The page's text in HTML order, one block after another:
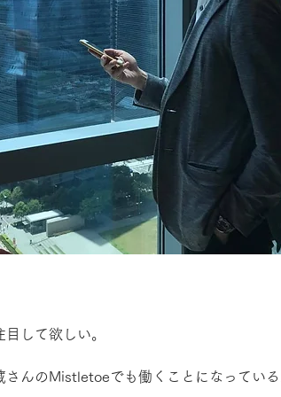
して欲しい。
さんのMistletoeでも働くことになってい